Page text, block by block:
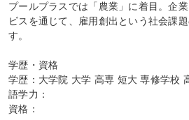
プールプラスでは「農業」に着目。企
ビスを通じて、雇用創出という社会課
す。
学歴・資格
学歴：大学院 大学 高専 短大 専修学校
語学力：
資格：